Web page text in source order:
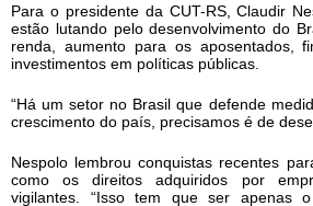
Para o presidente da CUT-RS, Claudir
estão lutando pelo desenvolvimento do
renda, aumento para os aposentados,
investimentos em políticas públicas.
“Há um setor no Brasil que defende
crescimento do país, precisamos é de
Nespolo lembrou conquistas recentes
como os direitos adquiridos por
vigilantes. “Isso tem que ser apenas